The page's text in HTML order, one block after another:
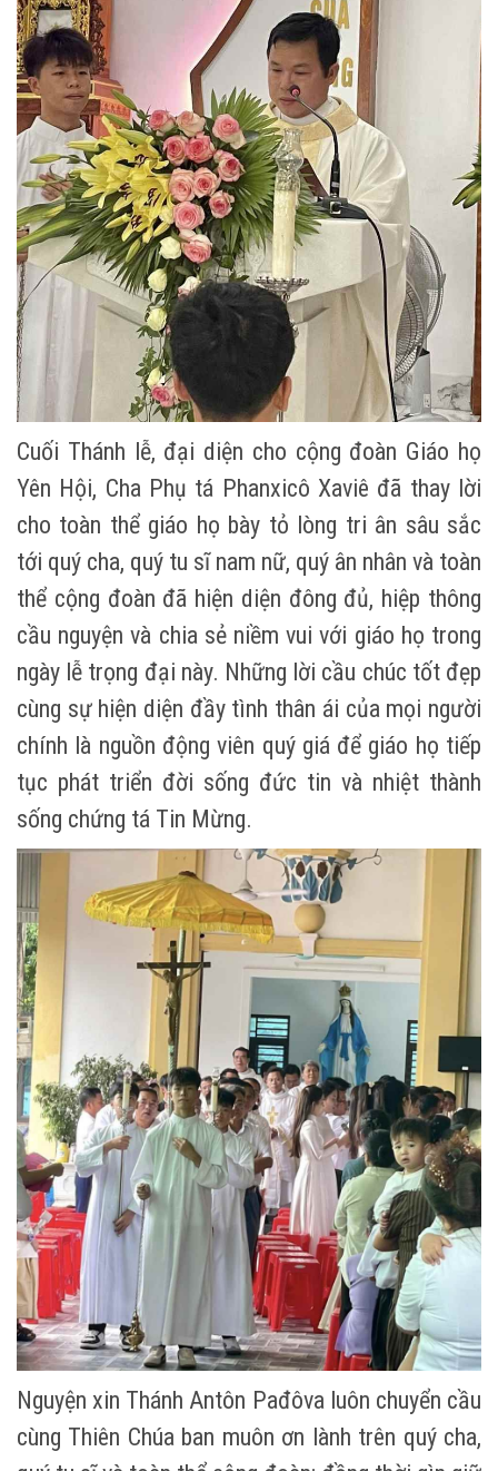
Cuối Thánh lễ, đại diện cho cộng đoàn Giáo họ
Yên Hội, Cha Phụ tá Phanxicô Xaviê đã thay lời
cho toàn thể giáo họ bày tỏ lòng tri ân sâu sắc
tới quý cha, quý tu sĩ nam nữ, quý ân nhân và toàn
thể cộng đoàn đã hiện diện đông đủ, hiệp thông
cầu nguyện và chia sẻ niềm vui với giáo họ trong
ngày lễ trọng đại này. Những lời cầu chúc tốt đẹp
cùng sự hiện diện đầy tình thân ái của mọi người
chính là nguồn động viên quý giá để giáo họ tiếp
tục phát triển đời sống đức tin và nhiệt thành
sống chứng tá Tin Mừng.
Nguyện xin Thánh Antôn Pađôva luôn chuyển cầu
cùng Thiên Chúa ban muôn ơn lành trên quý cha,